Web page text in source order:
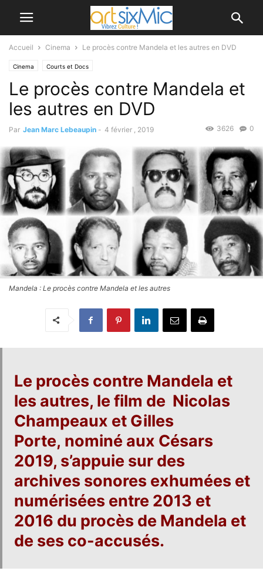
Accueil Cinema Le procès contre Mandela et les autres en DVD
Cinema Courts et Docs
Le procès contre Mandela et
les autres en DVD
Par Jean Marc Lebeaupin - 4 février , 2019 0
3626
Mandela : Le procès contre Mandela et les autres
Le procès contre Mandela et
les autres, le film de Nicolas
Champeaux et Gilles
Porte, nominé aux Césars
2019, s’appuie sur des
archives sonores exhumées et
numérisées entre 2013 et
2016 du procès de Mandela et
de ses co-accusés.